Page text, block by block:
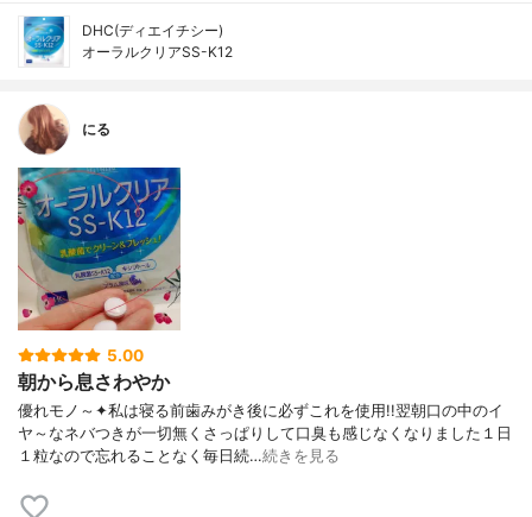
DHC(ディエイチシー)
オーラルクリアSS-K12
にる
5.00
朝から息さわやか
優れモノ～✦私は寝る前歯みがき後に必ずこれを使用!!翌朝口の中のイ
ヤ～なネバつきが一切無くさっぱりして口臭も感じなくなりました１日
１粒なので忘れることなく毎日続…続きを見る